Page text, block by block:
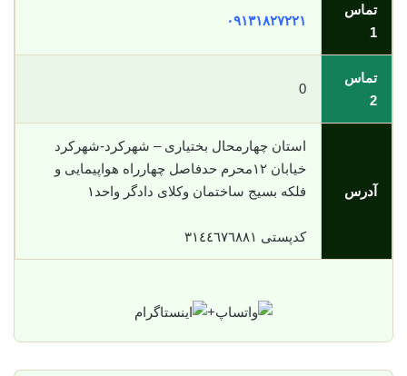
تماس
1
٠٩١٣١٨٢٧٢٢١
تماس
2
0
آدرس
استان چهارمحال بختیاری – شهرکرد-شهرکرد
خیابان ١٢محرم حدفاصل چهارراه هواپیمایی و
فلکه بسیج ساختمان وکلای دادگر واحد١
کدپستی ٣١٤٤٦٧٦٨٨١
+